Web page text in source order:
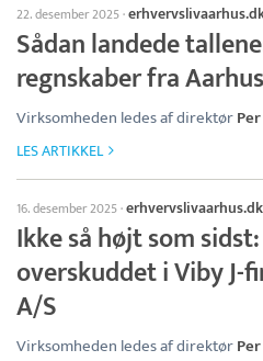
22. desember 2025·
Sådan landede
regnskaber fra Aarhus
Virksomheden ledes af direktør
LES ARTIKKEL
16. desember 2025·erhvervslivaarhus.dk
Ikke så højt som
overskuddet i Viby J-
A/S
Virksomheden ledes af direktør